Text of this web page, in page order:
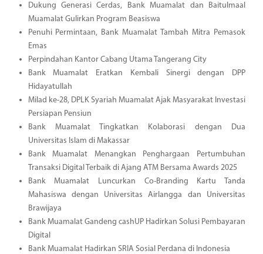
Dukung Generasi Cerdas, Bank Muamalat dan Baitulmaal
Muamalat Gulirkan Program Beasiswa
Penuhi Permintaan, Bank Muamalat Tambah Mitra Pemasok
Emas
Perpindahan Kantor Cabang Utama Tangerang City
Bank Muamalat Eratkan Kembali Sinergi dengan DPP
Hidayatullah
Milad ke-28, DPLK Syariah Muamalat Ajak Masyarakat Investasi
Persiapan Pensiun
Bank Muamalat Tingkatkan Kolaborasi dengan Dua
Universitas Islam di Makassar
Bank Muamalat Menangkan Penghargaan Pertumbuhan
Transaksi Digital Terbaik di Ajang ATM Bersama Awards 2025
Bank Muamalat Luncurkan Co-Branding Kartu Tanda
Mahasiswa dengan Universitas Airlangga dan Universitas
Brawijaya
Bank Muamalat Gandeng cashUP Hadirkan Solusi Pembayaran
Digital
Bank Muamalat Hadirkan SRIA Sosial Perdana di Indonesia